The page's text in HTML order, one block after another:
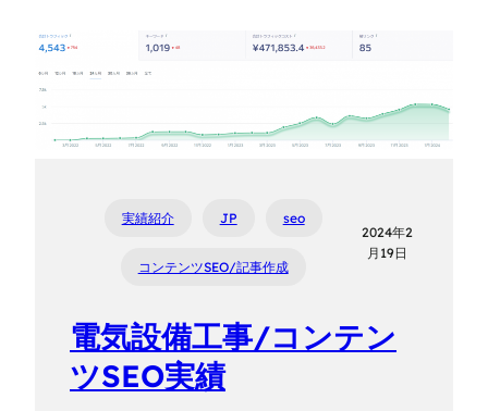
実績紹介 JP seo
コンテンツSEO/記事作成
2024年2
月19日
電気設備工事/コンテン
ツSEO実績